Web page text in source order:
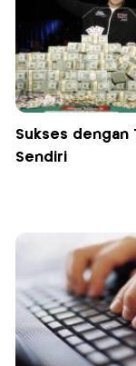
Sukses dengan
Sendiri